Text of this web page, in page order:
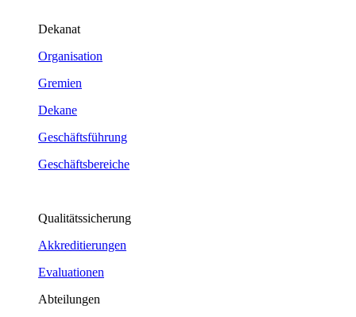
Dekanat
Organisation
Gremien
Dekane
Geschäftsführung
Geschäftsbereiche
Qualitätssicherung
Akkreditierungen
Evaluationen
Abteilungen